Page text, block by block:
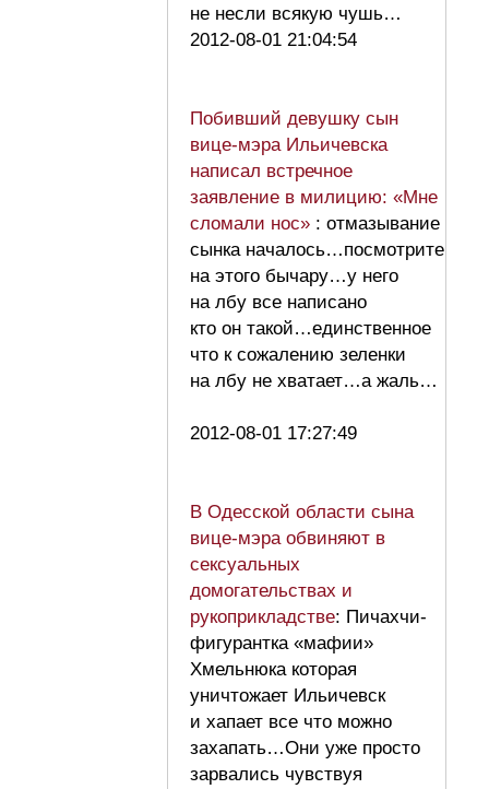
не несли всякую чушь…
2012-08-01 21:04:54
Побивший девушку сын
вице-мэра Ильичевска
написал встречное
заявление в милицию: «Мне
сломали нос» : отмазывание
сынка началось…посмотрите
на этого бычару…у него
на лбу все написано
кто он такой…единственное
что к сожалению зеленки
на лбу не хватает…а жаль…
2012-08-01 17:27:49
В Одесской области сына
вице-мэра обвиняют в
сексуальных
домогательствах и
рукоприкладстве: Пичахчи-
фигурантка «мафии»
Хмельнюка которая
уничтожает Ильичевск
и хапает все что можно
захапать…Они уже просто
зарвались чувствуя